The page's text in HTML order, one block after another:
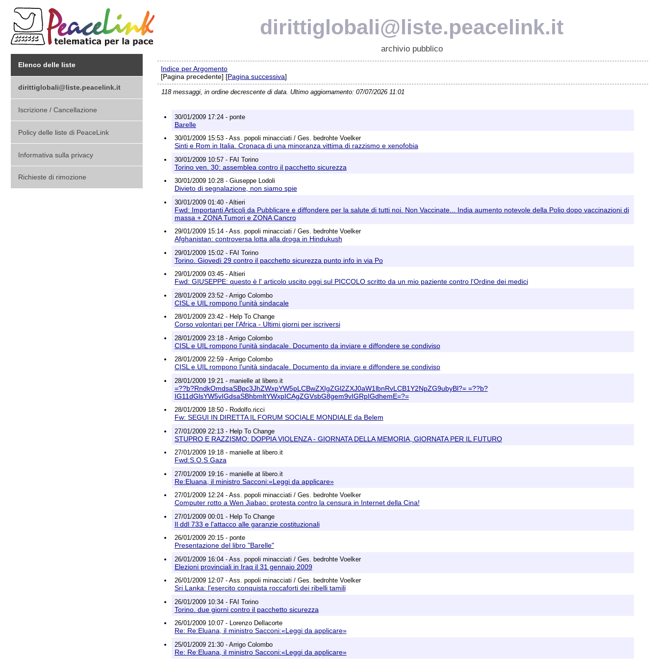
dirittiglobali@liste.peacelink.it
archivio pubblico
Elenco delle liste
dirittiglobali@liste.peacelink.it
Iscrizione / Cancellazione
Policy delle liste di PeaceLink
Informativa sulla privacy
Richieste di rimozione
Indice per Argomento
[Pagina precedente] [Pagina successiva]
118 messaggi, in ordine decrescente di data. Ultimo aggiornamento: 07/07/2026 11:01
30/01/2009 17:24 - ponte
Barelle
30/01/2009 15:53 - Ass. popoli minacciati / Ges. bedrohte Voelker
Sinti e Rom in Italia. Cronaca di una minoranza vittima di razzismo e xenofobia
30/01/2009 10:57 - FAI Torino
Torino ven. 30: assemblea contro il pacchetto sicurezza
30/01/2009 10:28 - Giuseppe Lodoli
Divieto di segnalazione, non siamo spie
30/01/2009 01:40 - Altieri
Fwd: Importanti Articoli da Pubblicare e diffondere per la salute di tutti noi. Non Vaccinate... India aumento notevole della Polio dopo vaccinazioni di
massa + ZONA Tumori e ZONA Cancro
29/01/2009 15:14 - Ass. popoli minacciati / Ges. bedrohte Voelker
Afghanistan: controversa lotta alla droga in Hindukush
29/01/2009 15:02 - FAI Torino
Torino. Giovedì 29 contro il pacchetto sicurezza punto info in via Po
29/01/2009 03:45 - Altieri
Fwd: GIUSEPPE: questo è l' articolo uscito oggi sul PICCOLO scritto da un mio paziente contro l'Ordine dei medici
28/01/2009 23:52 - Arrigo Colombo
CISL e UIL rompono l'unità sindacale
28/01/2009 23:42 - Help To Change
Corso volontari per l'Africa - Ultimi giorni per iscriversi
28/01/2009 23:18 - Arrigo Colombo
CISL e UIL rompono l'unità sindacale. Documento da inviare e diffondere se condiviso
28/01/2009 22:59 - Arrigo Colombo
CISL e UIL rompono l'unità sindacale. Documento da inviare e diffondere se condiviso
28/01/2009 19:21 - manielle at libero.it
=??b?RndkOmdsaSBpc3JhZWxpYW5pLCBwZXIgZGl2ZXJ0aW1lbnRvLCB1Y2NpZG9ubyBl?= =??b?
IG11dGlsYW5vIGdsaSBhbmltYWxpICAgZGVsbG8gem9vIGRpIGdhemE=?=
28/01/2009 18:50 - Rodolfo.ricci
Fw: SEGUI IN DIRETTA IL FORUM SOCIALE MONDIALE da Belem
27/01/2009 22:13 - Help To Change
STUPRO E RAZZISMO: DOPPIA VIOLENZA - GIORNATA DELLA MEMORIA, GIORNATA PER IL FUTURO
27/01/2009 19:18 - manielle at libero.it
Fwd:S.O.S Gaza
27/01/2009 19:16 - manielle at libero.it
Re:Eluana, il ministro Sacconi:«Leggi da applicare»
27/01/2009 12:24 - Ass. popoli minacciati / Ges. bedrohte Voelker
Computer rotto a Wen Jiabao: protesta contro la censura in Internet della Cina!
27/01/2009 00:01 - Help To Change
Il ddl 733 e l'attacco alle garanzie costituzionali
26/01/2009 20:15 - ponte
Presentazione del libro "Barelle"
26/01/2009 16:04 - Ass. popoli minacciati / Ges. bedrohte Voelker
Elezioni provinciali in Iraq il 31 gennaio 2009
26/01/2009 12:07 - Ass. popoli minacciati / Ges. bedrohte Voelker
Sri Lanka: l'esercito conquista roccaforti dei ribelli tamili
26/01/2009 10:34 - FAI Torino
Torino. due giorni contro il pacchetto sicurezza
26/01/2009 10:07 - Lorenzo Dellacorte
Re: Re:Eluana, il ministro Sacconi:«Leggi da applicare»
25/01/2009 21:30 - Arrigo Colombo
Re: Re:Eluana, il ministro Sacconi:«Leggi da applicare»